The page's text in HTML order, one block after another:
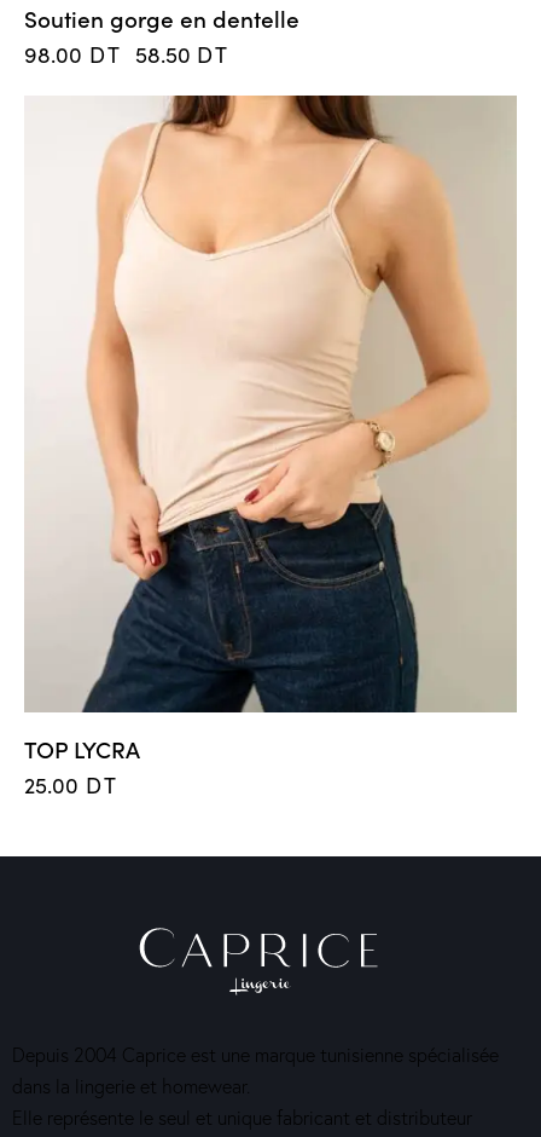
Soutien gorge en dentelle
98.00 DT 58.50 DT
TOP LYCRA
25.00 DT
Depuis 2004 Caprice est une marque tunisienne spécialisée
dans la lingerie et homewear.
Elle représente le seul et unique fabricant et distributeur